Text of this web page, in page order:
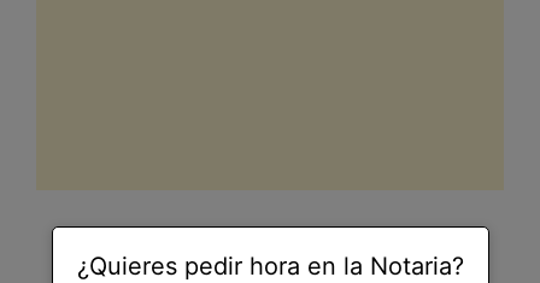
¿Quieres pedir hora en la Notaria?